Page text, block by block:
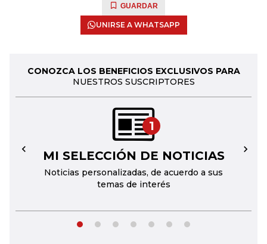
GUARDAR
UNIRSE A WHATSAPP
CONOZCA LOS BENEFICIOS EXCLUSIVOS PARA
NUESTROS SUSCRIPTORES
1
MI SELECCIÓN DE NOTICIAS
Noticias personalizadas, de acuerdo a sus
temas de interés
← →